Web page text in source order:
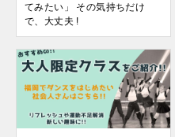
てみたい」 その気持ちだけ
で、大丈夫 !